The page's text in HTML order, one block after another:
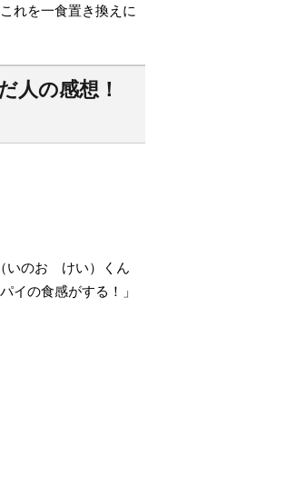
れを一食置き換えに
人の感想！
いのお けい）くん
イの食感がする！」